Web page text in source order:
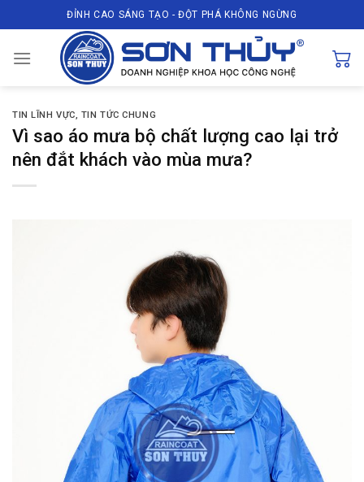
to
content
ĐỈNH CAO SÁNG TẠO - ĐỘT PHÁ KHÔNG NGỪNG
TIN LĨNH VỰC, TIN TỨC CHUNG
Vì sao áo mưa bộ chất lượng cao lại trở
nên đắt khách vào mùa mưa?